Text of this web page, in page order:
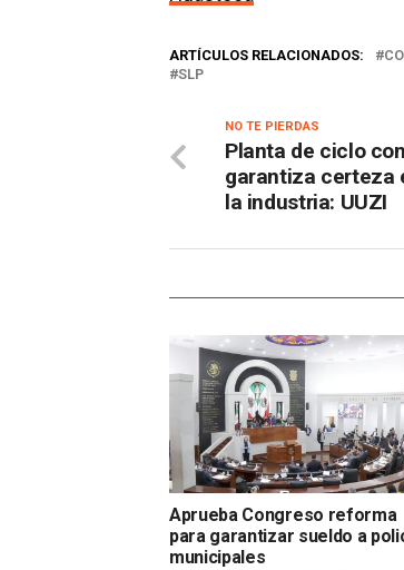
ARTÍCULOS RELACIONADOS:
SLP
NO TE PIERDAS
Planta de ciclo
garantiza certeza
la industria: UUZI
Aprueba Congreso reforma
para garantizar sueldo a
municipales